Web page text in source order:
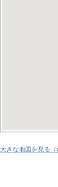
大きな地図を見る（